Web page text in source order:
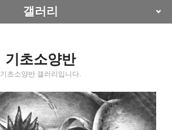
갤러리
기초소양반
기초소양반 갤러리입니다.